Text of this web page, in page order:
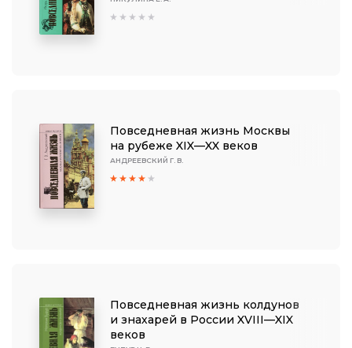
Повседневная жизнь Москвы
на рубеже XIX—XX веков
АНДРЕЕВСКИЙ Г. В.
Повседневная жизнь колдунов
и знахарей в России XVIII—XIX
веков